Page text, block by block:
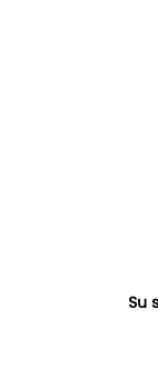
Su